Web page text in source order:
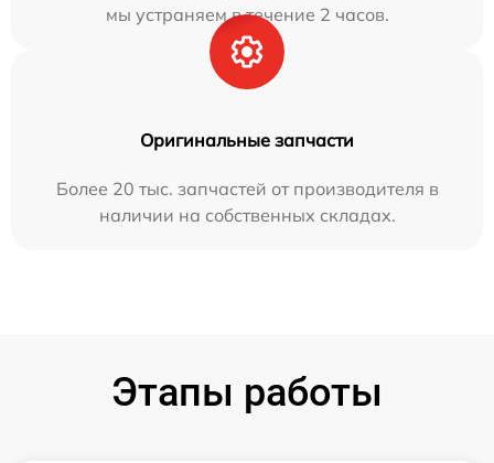
мы устраняем в течение 2 часов.
Оригинальные запчасти
Более 20 тыс. запчастей от производителя в
наличии на собственных складах.
Этапы работы